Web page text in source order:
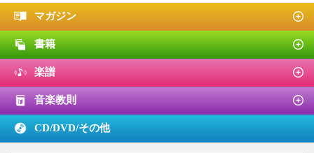
マガジン
書籍
楽譜
音楽教則
CD/DVD/その他